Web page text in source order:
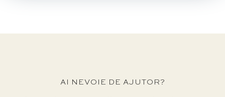
AI NEVOIE DE AJUTOR?